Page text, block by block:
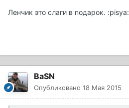
Ленчик это слаги в подарок. :pisya:
BaSN
Опубликовано 18 Мая 2015